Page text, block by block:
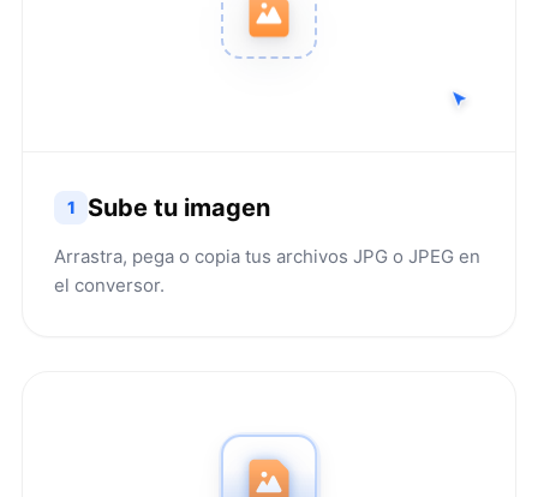
1 Sube tu imagen
Arrastra, pega o copia tus archivos JPG o JPEG en
el conversor.